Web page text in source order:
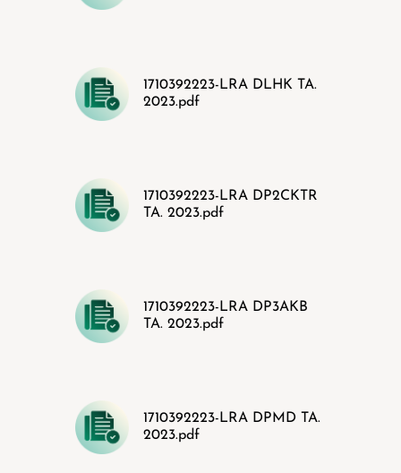
1710392223-LRA DLHK TA.
2023.pdf
1710392223-LRA DP2CKTR
TA. 2023.pdf
1710392223-LRA DP3AKB
TA. 2023.pdf
1710392223-LRA DPMD TA.
2023.pdf